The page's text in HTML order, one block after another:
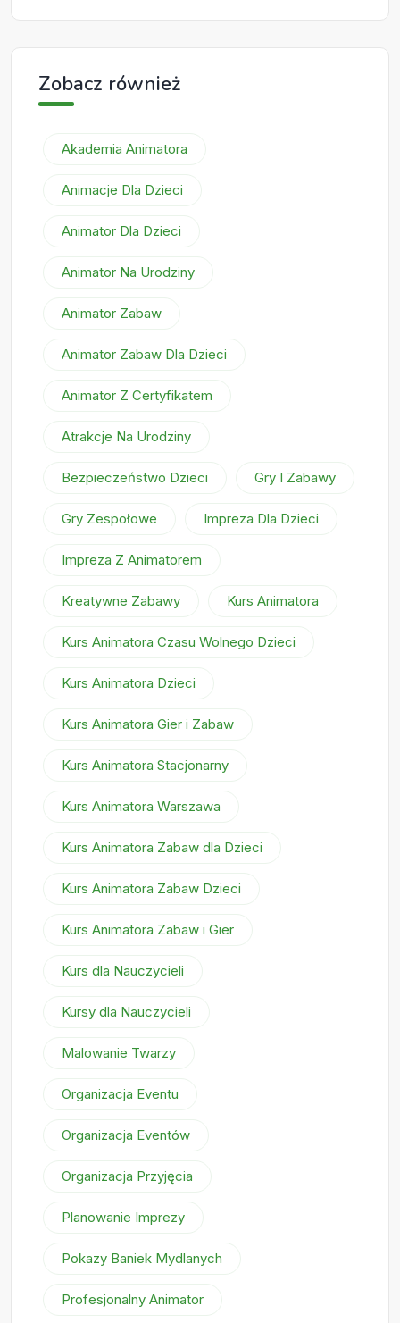
Zobacz również
Akademia Animatora
Animacje Dla Dzieci
Animator Dla Dzieci
Animator Na Urodziny
Animator Zabaw
Animator Zabaw Dla Dzieci
Animator Z Certyfikatem
Atrakcje Na Urodziny
Bezpieczeństwo Dzieci Gry I Zabawy
Gry Zespołowe Impreza Dla Dzieci
Impreza Z Animatorem
Kreatywne Zabawy Kurs Animatora
Kurs Animatora Czasu Wolnego Dzieci
Kurs Animatora Dzieci
Kurs Animatora Gier i Zabaw
Kurs Animatora Stacjonarny
Kurs Animatora Warszawa
Kurs Animatora Zabaw dla Dzieci
Kurs Animatora Zabaw Dzieci
Kurs Animatora Zabaw i Gier
Kurs dla Nauczycieli
Kursy dla Nauczycieli
Malowanie Twarzy
Organizacja Eventu
Organizacja Eventów
Organizacja Przyjęcia
Planowanie Imprezy
Pokazy Baniek Mydlanych
Profesjonalny Animator